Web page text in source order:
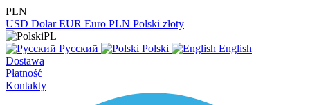
PLN
USD Dolar EUR Euro PLN Polski złoty
PL
Русский
Polski
English
Dostawa
Płatność
Kontakty